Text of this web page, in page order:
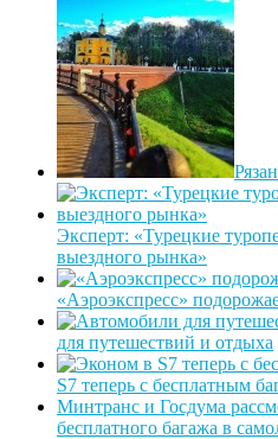
Эксперт: «Турецкие
выездного рынка»
«Аэроэкспресс»
для путешествий и отдыха
S7 теперь с бесплатным
Минтранс и Госдума
бесплатного багажа в